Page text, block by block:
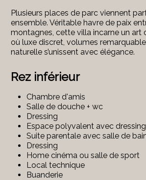
Plusieurs places de parc viennent
ensemble. Véritable havre de paix
montagnes, cette villa incarne un art
où luxe discret, volumes
naturelle s’unissent avec élégance.
Rez inférieur
Chambre d'amis
Salle de douche + wc
Dressing
Espace polyvalent avec
Suite parentale avec salle de
Dressing
Home cinéma ou salle de sport
Local technique
Buanderie